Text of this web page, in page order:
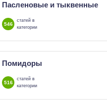
Пасленовые и тыквенные
546
статей в
категории
Помидоры
516
статей в
категории